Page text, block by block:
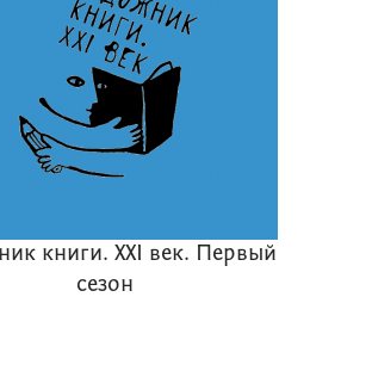
книги. ХХI век. Первый
сезон